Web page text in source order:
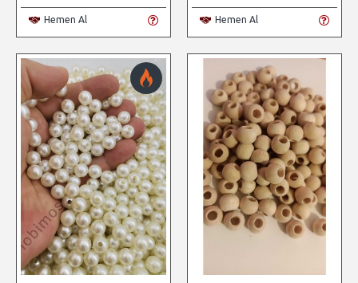
Hemen Al Hemen Al